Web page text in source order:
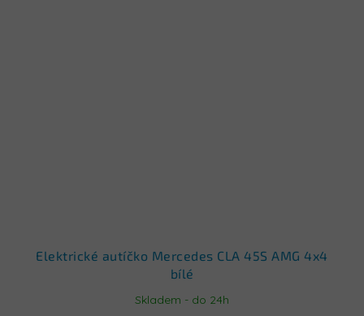
Elektrické autíčko Mercedes CLA 45S AMG 4x4
bílé
Skladem - do 24h